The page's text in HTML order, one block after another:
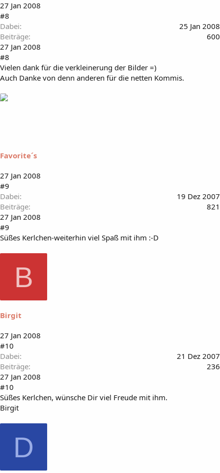
27 Jan 2008
#8
Dabei
25 Jan 2008
Beiträge
600
27 Jan 2008
#8
Vielen dank für die verkleinerung der Bilder =)
Auch Danke von denn anderen für die netten Kommis.
Favorite´s
27 Jan 2008
#9
Dabei
19 Dez 2007
Beiträge
821
27 Jan 2008
#9
Süßes Kerlchen-weiterhin viel Spaß mit ihm :-D
B
Birgit
27 Jan 2008
#10
Dabei
21 Dez 2007
Beiträge
236
27 Jan 2008
#10
Süßes Kerlchen, wünsche Dir viel Freude mit ihm.
Birgit
D